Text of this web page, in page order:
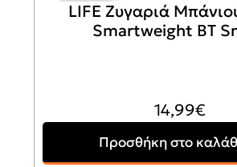
LIFE Ζυγαριά
Smartweight BT
14,99€
Προσθήκη στο